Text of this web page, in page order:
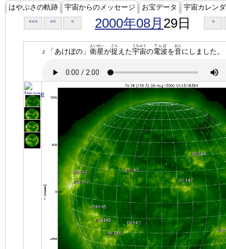
はやぶさの軌跡 宇宙からのメッセージ お宝データ 宇宙カレン
<<< << < 2000年08月 29日 >
♪ 「あけぼの」 衛星
えいせい
が捉
とら
えた宇宙
うちゅう
の電波
でんぱ
を音
おと
にしました。